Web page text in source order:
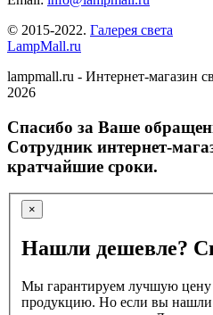
© 2015-2022. Галерея света
LampMall.ru
lampmall.ru - Интернет-магазин
2026
Спасибо за Ваше
Сотрудник интернет-
кратчайшие сроки.
×
Нашли дешевле?
Мы гарантируем лучшую цену
продукцию. Но если вы нашли